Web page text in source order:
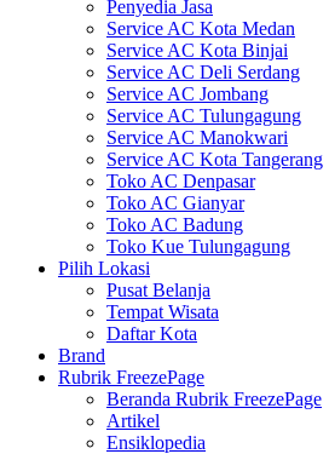
Penyedia Jasa
Service AC Kota Medan
Service AC Kota Binjai
Service AC Deli Serdang
Service AC Jombang
Service AC Tulungagung
Service AC Manokwari
Service AC Kota Tangerang
Toko AC Denpasar
Toko AC Gianyar
Toko AC Badung
Toko Kue Tulungagung
Pilih Lokasi
Pusat Belanja
Tempat Wisata
Daftar Kota
Brand
Rubrik FreezePage
Beranda Rubrik FreezePage
Artikel
Ensiklopedia